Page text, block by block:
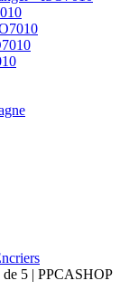
5 | PPCASHOP